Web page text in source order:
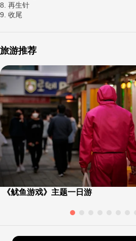
8. 再生针
9. 收尾
旅游推荐
《鱿鱼游戏》主题一日游